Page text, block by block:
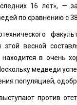
16 лет», —
по сравнению с
этой весной
в очень
медведи
популяцией,
против